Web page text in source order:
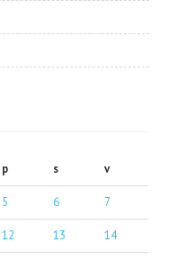
p s v
5 6 7
12 13 14